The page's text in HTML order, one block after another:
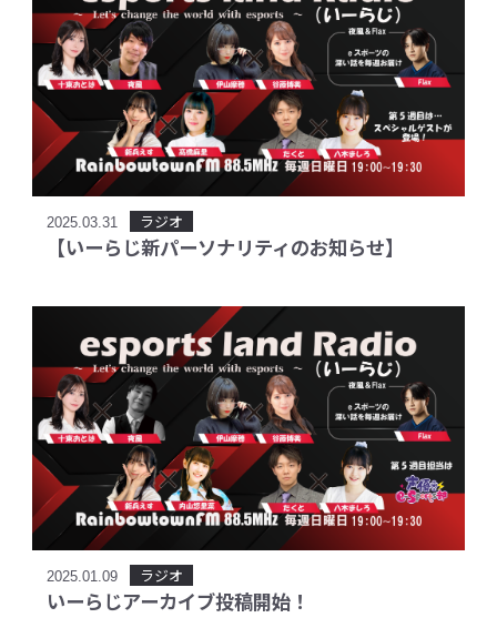
2025.03.31 ラジオ
【いーらじ新パーソナリティのお知らせ】
2025.01.09 ラジオ
いーらじアーカイブ投稿開始！